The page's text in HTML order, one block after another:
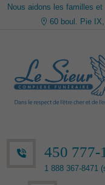
Nous aidons les familles
60 boul. Pie
450 777-
1 888 367-8471